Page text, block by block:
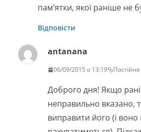
пам’ятки, якої раніше не
Відповісти
antanana
06/09/2015 о 13:19
Доброго дня! Якщо
неправильно вказано,
виправити його (і воно